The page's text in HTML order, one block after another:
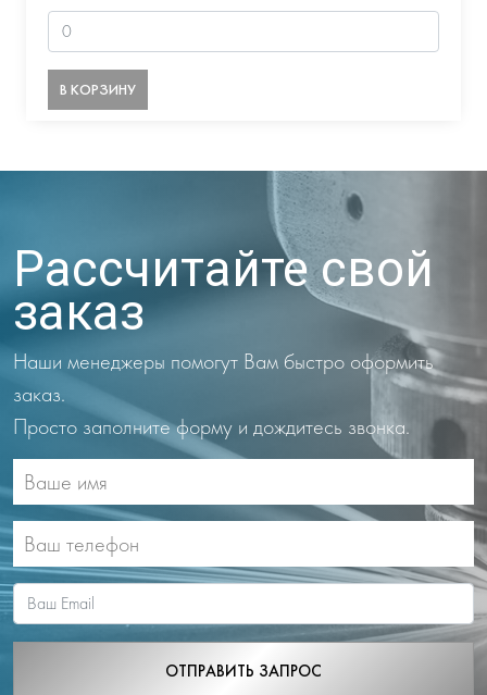
В КОРЗИНУ
Рассчитайте свой
заказ
Наши менеджеры помогут Вам быстро оформить
заказ.
Просто заполните форму и дождитесь звонка.
ОТПРАВИТЬ ЗАПРОС